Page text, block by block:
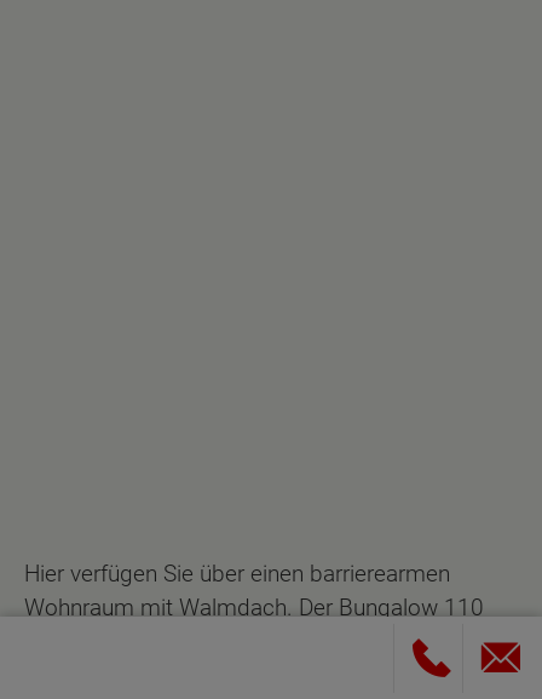
Hier verfügen Sie über einen barrierearmen
Wohnraum mit Walmdach. Der Bungalow 110
entspricht dem aktuellen Neubaustandard,